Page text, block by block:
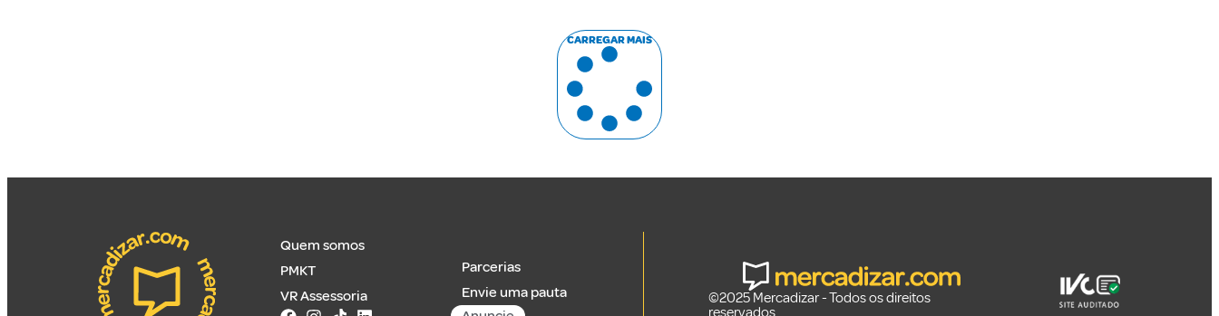
CARREGAR MAIS
Quem somos
PMKT
VR Assessoria
Parcerias
Envie uma pauta
©2025 Mercadizar - Todos os direitos